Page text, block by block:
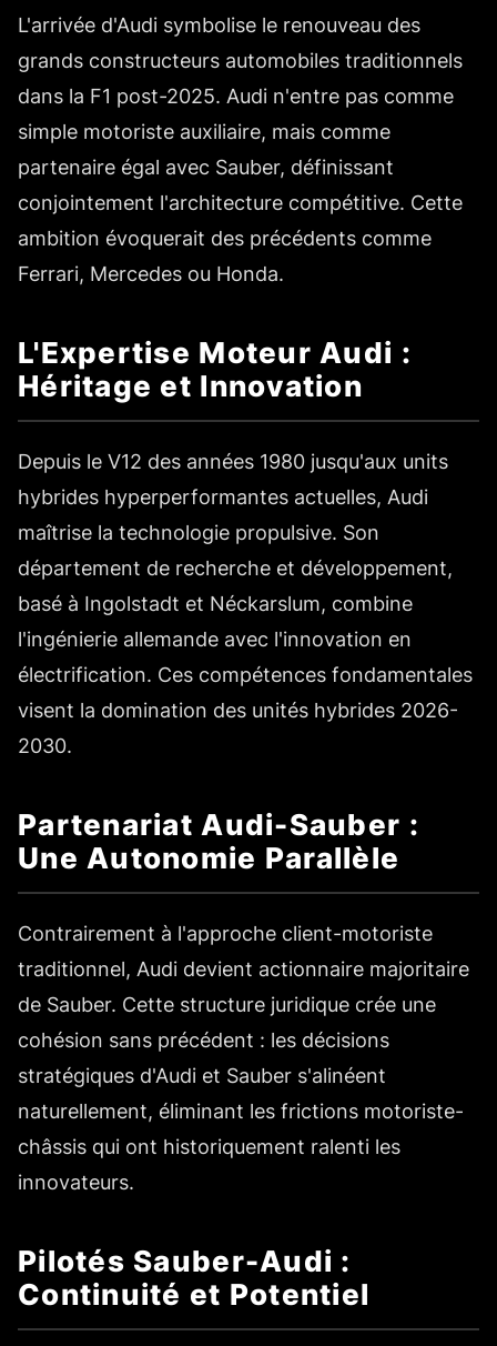
L'arrivée d'Audi symbolise le renouveau des
grands constructeurs automobiles traditionnels
dans la F1 post-2025. Audi n'entre pas comme
simple motoriste auxiliaire, mais comme
partenaire égal avec Sauber, définissant
conjointement l'architecture compétitive. Cette
ambition évoquerait des précédents comme
Ferrari, Mercedes ou Honda.
L'Expertise Moteur Audi :
Héritage et Innovation
Depuis le V12 des années 1980 jusqu'aux units
hybrides hyperperformantes actuelles, Audi
maîtrise la technologie propulsive. Son
département de recherche et développement,
basé à Ingolstadt et Néckarslum, combine
l'ingénierie allemande avec l'innovation en
électrification. Ces compétences fondamentales
visent la domination des unités hybrides 2026-
2030.
Partenariat Audi-Sauber :
Une Autonomie Parallèle
Contrairement à l'approche client-motoriste
traditionnel, Audi devient actionnaire majoritaire
de Sauber. Cette structure juridique crée une
cohésion sans précédent : les décisions
stratégiques d'Audi et Sauber s'alinéent
naturellement, éliminant les frictions motoriste-
châssis qui ont historiquement ralenti les
innovateurs.
Pilotés Sauber-Audi :
Continuité et Potentiel